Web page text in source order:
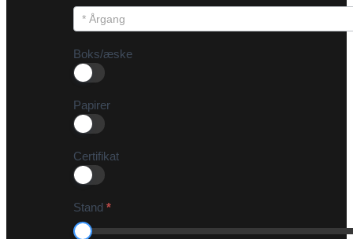
Boks/æske
Papirer
Certifikat
Stand *